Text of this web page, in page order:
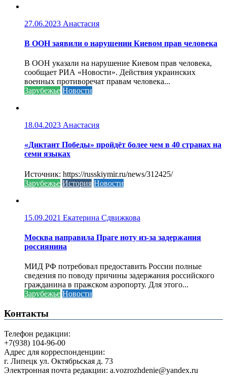
27.06.2023 Анастасия
В ООН заявили о нарушении Киевом прав человека
В ООН указали на нарушение Киевом прав человека,
сообщает РИА «Новости». Действия украинских
военных противоречат правам человека...
Зарубежье Новости
18.04.2023 Анастасия
«Диктант Победы» пройдёт более чем в 40 странах на
семи языках
Источник: https://russkiymir.ru/news/312425/
Зарубежье История Новости
15.09.2021 Екатерина Сдвижкова
Москва направила Праге ноту из-за задержания
россиянина
МИД РФ потребовал предоставить России полные
сведения по поводу причины задержания российского
гражданина в пражском аэропорту. Для этого...
Зарубежье Новости
Контакты
Телефон редакции:
+7(938) 104-96-00
Адрес для корреспонденции:
г. Липецк ул. Октябрьская д. 73
Электронная почта редакции: a.vozrozhdenie@yandex.ru